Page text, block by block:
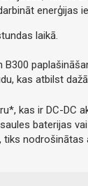
enerģijas
laikā.
B300
kas atbilst
kas ir DC-DC
baterijas
nodrošinātas